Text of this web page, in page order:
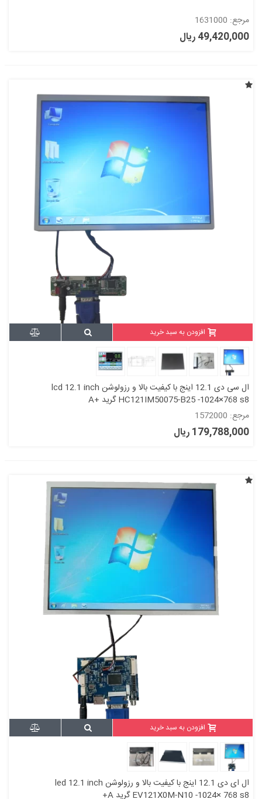
مرجع: 1631000
49,420,000 ریال
افزودن به سبد خرید
ال سی دی 12.1 اینج با کیفیت بالا و رزولوشن lcd 12.1 inch
HC121IM50075-B25 -1024×768 s8 گرید +A
مرجع: 1572000
179,788,000 ریال
افزودن به سبد خرید
ال ای دی 12.1 اینج با کیفیت بالا و رزولوشن led 12.1 inch
EV121X0M-N10 -1024× 768 s8 گرید A+